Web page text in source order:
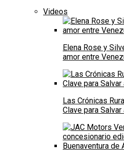
Videos
Elena Rose y
amor entre
Las Crónicas
Clave para Salvar